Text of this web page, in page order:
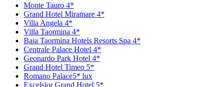
Monte Tauro 4*
Grand Hotel Miramare 4*
Villa Angela 4*
Villa Taormina 4*
Baia Taormina Hotels Resorts Spa 4*
Centrale Palace Hotel 4*
Geonardo Park Hotel 4*
Grand Hotel Timeo 5*
Romano Palace5* lux
Excelsior Grand Hotel 5*